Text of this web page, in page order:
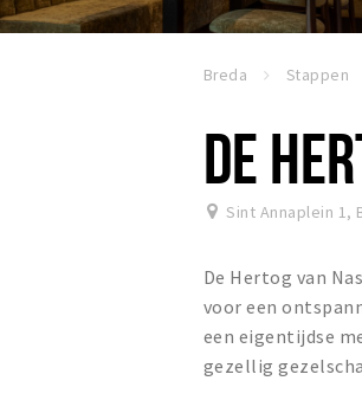
Breda Stappen
DE
Sint Annaplein 1,
De Hertog van
voor een
een eigentijdse
gezellig